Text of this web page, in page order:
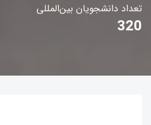
تعداد دانشجویان بین‌المللی
320